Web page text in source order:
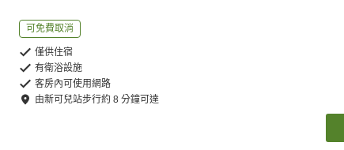
可免費取消
僅供住宿
有衛浴設施
客房內可使用網路
由新可兒站步行約8 分鐘可達